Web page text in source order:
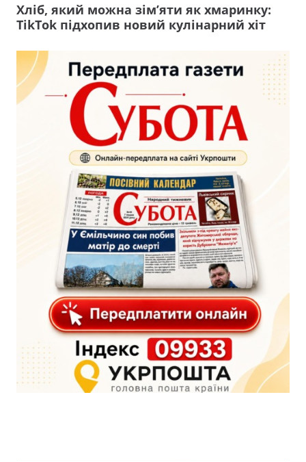
Хліб, який можна зім’яти як хмаринку:
TikTok підхопив новий кулінарний хіт